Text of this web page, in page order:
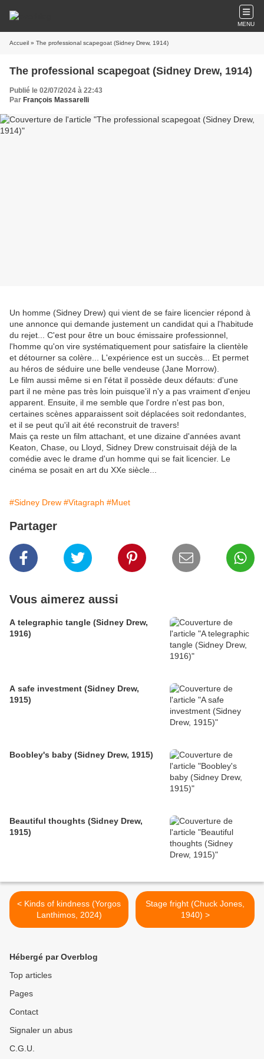
MENU
Accueil » The professional scapegoat (Sidney Drew, 1914)
The professional scapegoat (Sidney Drew, 1914)
Publié le 02/07/2024 à 22:43
Par François Massarelli
Un homme (Sidney Drew) qui vient de se faire licencier répond à
une annonce qui demande justement un candidat qui a l'habitude
du rejet... C'est pour être un bouc émissaire professionnel,
l'homme qu'on vire systématiquement pour satisfaire la clientèle
et détourner sa colère... L'expérience est un succès... Et permet
au héros de séduire une belle vendeuse (Jane Morrow).
Le film aussi même si en l'état il possède deux défauts: d'une
part il ne mène pas très loin puisque'il n'y a pas vraiment d'enjeu
apparent. Ensuite, il me semble que l'ordre n'est pas bon,
certaines scènes apparaissent soit déplacées soit redondantes,
et il se peut qu'il ait été reconstruit de travers!
Mais ça reste un film attachant, et une dizaine d'années avant
Keaton, Chase, ou Lloyd, Sidney Drew construisait déjà de la
comédie avec le drame d'un homme qui se fait licencier. Le
cinéma se posait en art du XXe siècle...
#Sidney Drew #Vitagraph #Muet
Partager
Vous aimerez aussi
A telegraphic tangle (Sidney Drew,
1916)
A safe investment (Sidney Drew,
1915)
Boobley's baby (Sidney Drew, 1915)
Beautiful thoughts (Sidney Drew,
1915)
< Kinds of kindness (Yorgos
Lanthimos, 2024)
Stage fright (Chuck Jones,
1940) >
Hébergé par Overblog
Top articles
Pages
Contact
Signaler un abus
C.G.U.